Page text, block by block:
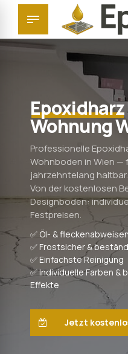
Epoxidharz
Wohnung
Professionelle
Wohnboden in Wien
jahrzehntelang haltbar.
Von der kostenlosen
Designboden:
Festpreisen.
✅ Öl- &
✅ Frostsicher &
✅ Einfachste Reinigung
✅ Individuelle Farben
Effekte
Jetzt